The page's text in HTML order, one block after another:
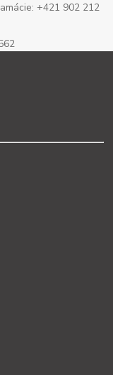
+421 902 212